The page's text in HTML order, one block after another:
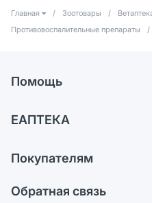
Главная / Зоотовары /
Противовоспалительные препараты
/
Помощь
Самовывоз из аптек
Ответы на вопросы
ЕАПТЕКА
Карьера
Поставщики
Покупателям
Обратная связь